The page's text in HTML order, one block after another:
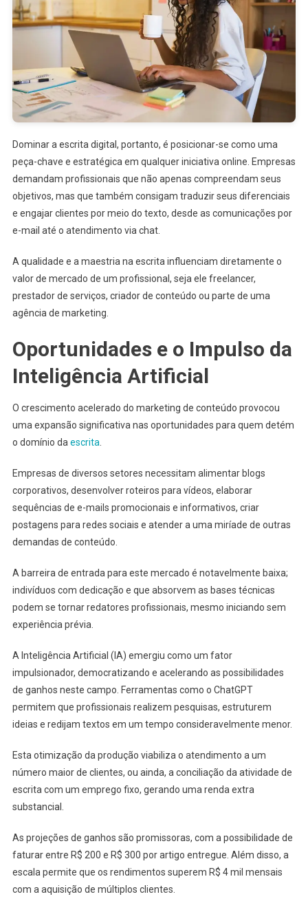
Dominar a escrita digital, portanto, é posicionar-se como uma
peça-chave e estratégica em qualquer iniciativa online. Empresas
demandam profissionais que não apenas compreendam seus
objetivos, mas que também consigam traduzir seus diferenciais
e engajar clientes por meio do texto, desde as comunicações por
e-mail até o atendimento via chat.
A qualidade e a maestria na escrita influenciam diretamente o
valor de mercado de um profissional, seja ele freelancer,
prestador de serviços, criador de conteúdo ou parte de uma
agência de marketing.
Oportunidades e o Impulso da
Inteligência Artificial
O crescimento acelerado do marketing de conteúdo provocou
uma expansão significativa nas oportunidades para quem detém
o domínio daescrita.
Empresas de diversos setores necessitam alimentar blogs
corporativos, desenvolver roteiros para vídeos, elaborar
sequências de e-mails promocionais e informativos, criar
postagens para redes sociais e atender a uma miríade de outras
demandas de conteúdo.
A barreira de entrada para este mercado é notavelmente baixa;
indivíduos com dedicação e que absorvem as bases técnicas
podem se tornar redatores profissionais, mesmo iniciando sem
experiência prévia.
A Inteligência Artificial (IA) emergiu como um fator
impulsionador, democratizando e acelerando as possibilidades
de ganhos neste campo. Ferramentas como o ChatGPT
permitem que profissionais realizem pesquisas, estruturem
ideias e redijam textos em um tempo consideravelmente menor.
Esta otimização da produção viabiliza o atendimento a um
número maior de clientes, ou ainda, a conciliação da atividade de
escrita com um emprego fixo, gerando uma renda extra
substancial.
As projeções de ganhos são promissoras, com a possibilidade de
faturar entre R$ 200 e R$ 300 por artigo entregue. Além disso, a
escala permite que os rendimentos superem R$ 4 mil mensais
com a aquisição de múltiplos clientes.